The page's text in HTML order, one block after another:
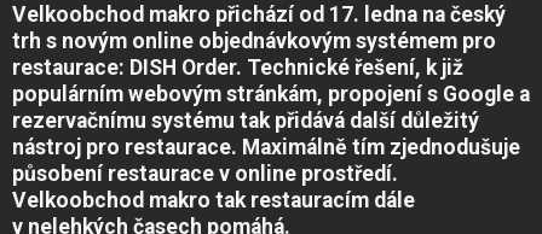
Velkoobchod makro přichází od 17. ledna na český
trh s novým online objednávkovým systémem pro
restaurace: DISH Order. Technické řešení, k již
populárním webovým stránkám, propojení s Google a
rezervačnímu systému tak přidává další důležitý
nástroj pro restaurace. Maximálně tím zjednodušuje
působení restaurace v online prostředí.
Velkoobchod makro tak restauracím dále
v nelehkých časech pomáhá.